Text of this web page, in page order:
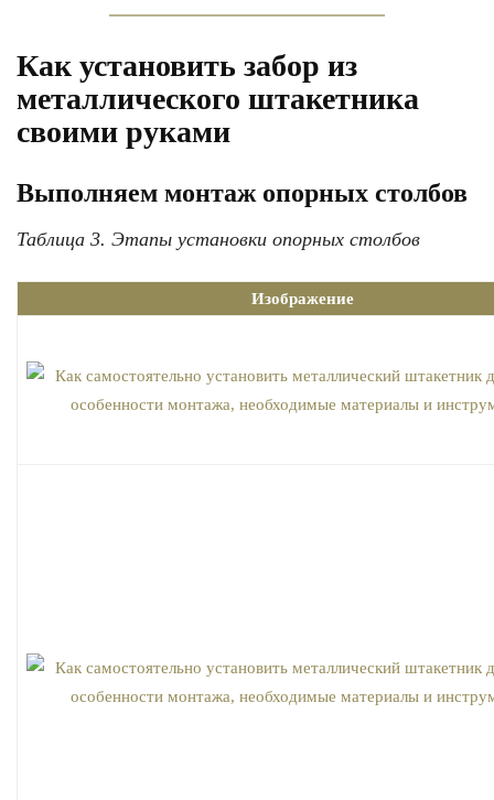
Как установить забор из
металлического штакетника
своими руками
Выполняем монтаж опорных столбов
Таблица 3. Этапы установки опорных столбов
Изображение